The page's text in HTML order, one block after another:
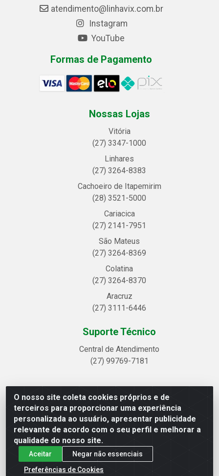
O nosso site coleta cookies próprios e de
terceiros para proporcionar uma experiência
personalizada ao usuário, apresentar publicidade
relevante de acordo com o seu perfil e melhorar a
qualidade do nosso site.
Aceitar
Negar não essenciais
Preferências de Cookies
atendimento@linhavix.com.br
Instagram
YouTube
Formas de Pagamento
Nossas Lojas
Vitória
(27) 3347-1000
Linhares
(27) 3264-8383
Cachoeiro de Itapemirim
(28) 3521-5000
Cariacica
(27) 2141-7951
São Mateus
(27) 3264-8369
Colatina
(27) 3264-8370
Aracruz
(27) 3111-6446
Suporte Técnico
Central de Atendimento
(27) 99769-7181
Linhavix Distribuidora LTDA - Avenida Alegre, 2521 -
Quadra314 Lote 05 e 07 - Shell, Linhares/ES - CEP
29.901-605 - CNPJ 20.857.514/0001-75